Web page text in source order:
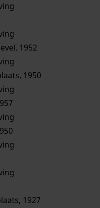
1952
1950
1927